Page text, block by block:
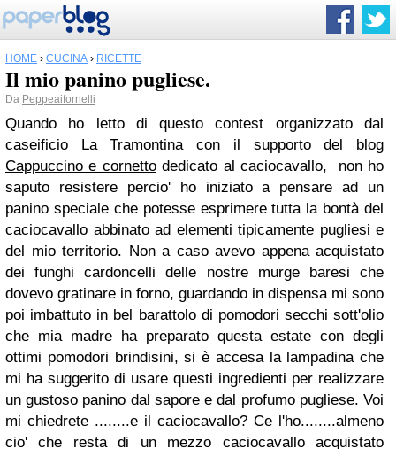
HOME › CUCINA › RICETTE
Il mio panino pugliese.
Da Peppeaifornelli
Quando ho letto di questo contest organizzato dal
caseificio La Tramontinacon il supporto del blog
Cappuccino e cornettodedicato al caciocavallo, non ho
saputo resistere percio' ho iniziato a pensare ad un
panino speciale che potesse esprimere tutta la bontà del
caciocavallo abbinato ad elementi tipicamente pugliesi e
del mio territorio. Non a caso avevo appena acquistato
dei funghi cardoncelli delle nostre murge baresi che
dovevo gratinare in forno, guardando in dispensa mi sono
poi imbattuto in bel barattolo di pomodori secchi sott'olio
che mia madre ha preparato questa estate con degli
ottimi pomodori brindisini, si è accesa la lampadina che
mi ha suggerito di usare questi ingredienti per realizzare
un gustoso panino dal sapore e dal profumo pugliese. Voi
mi chiedrete ........e il caciocavallo? Ce l'ho........almeno
cio' che resta di un mezzo caciocavallo acquistato